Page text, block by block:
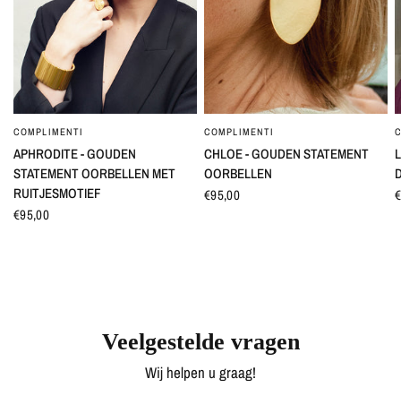
SNEL BEKIJKEN
COMPLIMENTI
APHRODITE - GOUDEN
STATEMENT OORBELLEN MET
RUITJESMOTIEF
€95,00
SNEL BEKIJKEN
COMPLIMENTI
CHLOE - GOUDEN STATEMENT
OORBELLEN
€95,00
Veelgestelde vragen
Wij helpen u graag!